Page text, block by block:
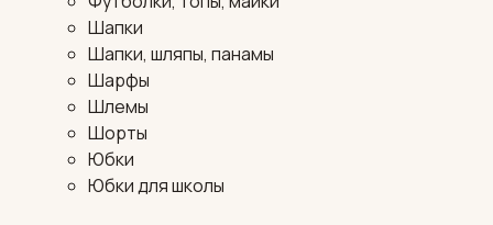
Шапки
Шапки, шляпы, панамы
Шарфы
Шлемы
Шорты
Юбки
Юбки для школы